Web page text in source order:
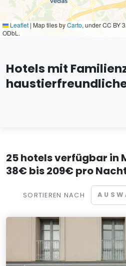
Leaflet | Map tiles byCarto, under CC BY
ODbL.
Hotels mit
25 hotels verfügbar in
38€ bis 209€ pro
SORTIEREN NACH